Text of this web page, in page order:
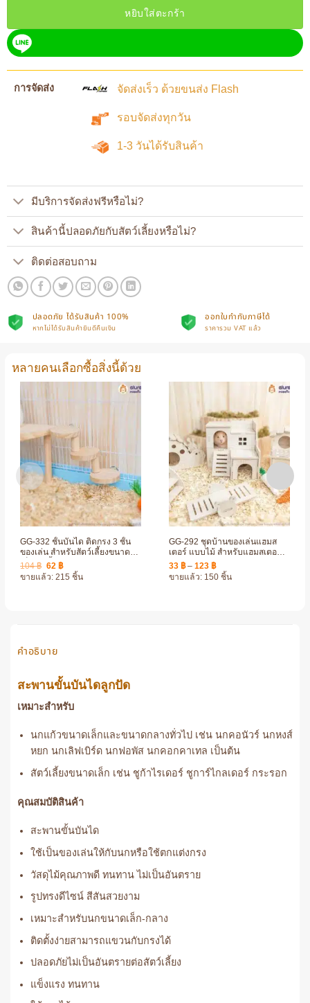
หยิบใส่ตะกร้า
การจัดส่ง จัดส่งเร็ว ด้วยขนส่ง Flash
รอบจัดส่งทุกวัน
1-3 วันได้รับสินค้า
มีบริการจัดส่งฟรีหรือไม่?
สินค้านี้ปลอดภัยกับสัตว์เลี้ยงหรือไม่?
ติดต่อสอบถาม
ปลอดภัย ได้รับสินค้า 100%
หากไม่ได้รับสินค้ายินดีคืนเงิน
ออกใบกำกับภาษีได้
ราคารวม VAT แล้ว
หลายคนเลือกซื้อสิ่งนี้ด้วย
GG-332 ชั้นบันได ติดกรง 3 ชั้น
ของเล่น สำหรับสัตว์เลี้ยงขนาด
เล็ก ติดตั้งง่าย ไม้คุณภาพดี
104฿ Original
price
was:
62 ฿Current
price
is:
ขายแล้ว: 215 ชิ้น
GG-292 ชุดบ้านของเล่นแฮมส
เตอร์ แบบไม้ สำหรับแฮมสเตอร์
ทุกสายพันธุ์ ตกแต่งกรง สวยงาม
33 ฿ – 123 ฿Price
range:
33 ฿
ขายแล้ว: 150 ชิ้น
คำอธิบาย
สะพานขั้นบันไดลูกปัด
เหมาะสำหรับ
นกแก้วขนาดเล็กและขนาดกลางทั่วไป เช่น นกคอนัวร์ นกหงส์
หยก นกเลิฟเบิร์ด นกฟอพัส นกคอกคาเทล เป็นต้น
สัตว์เลี้ยงขนาดเล็ก เช่น ชูก้าไรเดอร์ ชูการ์ไกลเดอร์ กระรอก
คุณสมบัติสินค้า
สะพานขั้นบันได
ใช้เป็นของเล่นให้กับนกหรือใช้ตกแต่งกรง
วัสดุไม้คุณภาพดี ทนทาน ไม่เป็นอันตราย
รูปทรงดีไซน์ สีสันสวยงาม
เหมาะสำหรับนกขนาดเล็ก-กลาง
ติดตั้งง่ายสามารถแขวนกับกรงได้
ปลอดภัยไม่เป็นอันตรายต่อสัตว์เลี้ยง
แข็งแรง ทนทาน